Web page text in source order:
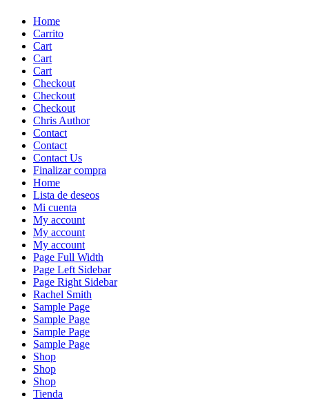
Skip
content
Home
Carrito
Cart
Cart
Cart
Checkout
Checkout
Checkout
Chris Author
Contact
Contact
Contact Us
Finalizar compra
Home
Lista de deseos
Mi cuenta
My account
My account
My account
Page Full Width
Page Left Sidebar
Page Right Sidebar
Rachel Smith
Sample Page
Sample Page
Sample Page
Sample Page
Shop
Shop
Shop
Tienda